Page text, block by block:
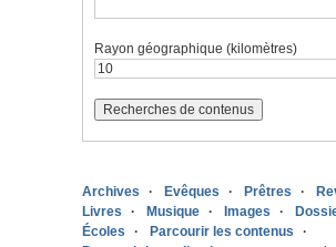
Rayon géographique (kilomètres)
Archives Evêques Prêtres
Livres
Musique Images
Écoles
Parcourir les contenus